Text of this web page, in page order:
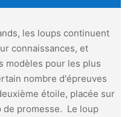
les loups continuent
connaissances, et
modèles pour les plus
nombre d'épreuves
étoile, placée sur
de promesse. Le loup